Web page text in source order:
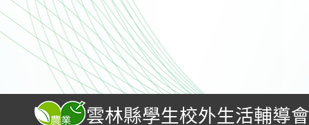
雲林縣學生校外生活輔導會